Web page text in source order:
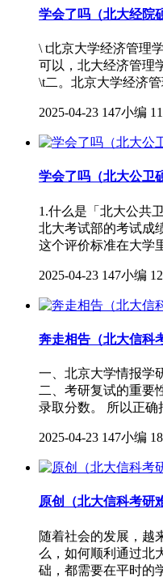
学会了吗（北大经院
\ t北京大学经济管理
可以，北大经济管理
\t二。北京大学经济
2025-04-23 147小编
学会了吗（北大公卫
1.什么是「北大公共
北大考试部的考试成
这个评价标准在大学
2025-04-23 147小编
奔走相告（北大信科
一、北京大学情报学
二、考研复试的重要
录取分数。 所以正确
2025-04-23 147小编
原创（北大信科考研
随着社会的发展，越
么，如何顺利通过北
础，都需要在平时的